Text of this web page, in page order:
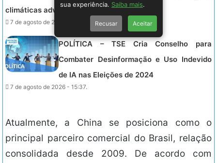
climáticas adversas no Rio de Janeiro.
7 de agosto de 2026 - 16:02.
POLÍTICA – TSE Cria Conselho para
Combater Desinformação e Uso Indevido
de IA nas Eleições de 2024
7 de agosto de 2026 - 15:37.
Atualmente, a China se posiciona como o
principal parceiro comercial do Brasil, relação
consolidada desde 2009. De acordo com
sua experiência. Saiba mais
Recusar Aceitar